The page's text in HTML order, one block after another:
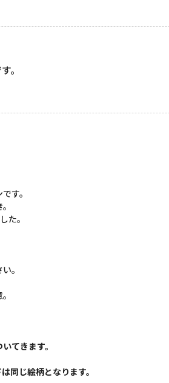
。
す。
た。
。
てきます。
同じ絵柄となります。